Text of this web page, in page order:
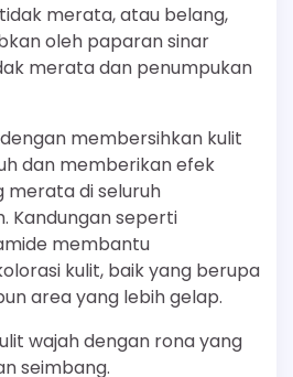
merata, atau belang,
oleh paparan sinar
merata dan penumpukan
membersihkan kulit
dan memberikan efek
merata di seluruh
Kandungan seperti
membantu
kulit, baik yang berupa
area yang lebih gelap.
wajah dengan rona yang
seimbang.